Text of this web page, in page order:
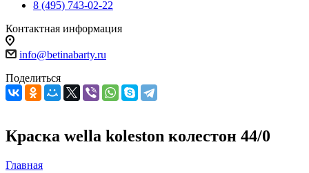
8 (495) 743-02-22
Контактная информация
info@betinabarty.ru
Поделиться
Краска wella koleston колестон 44/0
Главная